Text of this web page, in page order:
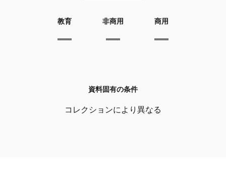
教育 非商用 商用
資料固有の条件
コレクションにより異なる